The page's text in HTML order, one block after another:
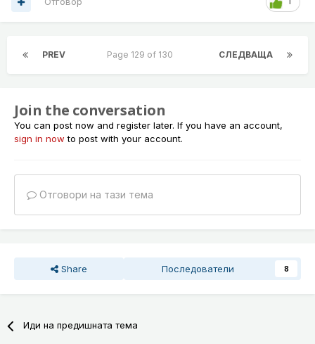
PREV СЛЕДВАЩА
Page 129 of 130
Join the conversation
You can post now and register later. If you have an account,
sign in now to post with your account.
Отговори на тази тема
Share Последователи 8
Иди на предишната тема